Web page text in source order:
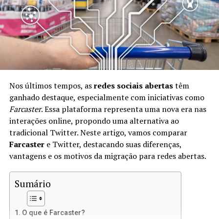
Com o Lens Protocol, você pode manter o controle
total sobre suas informações e interações. Isso significa
que você é o único proprietário de sua identidade digital
e pode usá-la em diferentes plataformas sem perder
dados ou seguidores.
Benefícios de Usar o Lens Protocol
Existem muitos benefícios em adotar o Lens Protocol,
incluindo:
Controle de Dados:
Você mantém seus dados
pessoais e históricos de interações.
diversas plataformas que suportam o Lens
Protocol.
Monetização:Crie conteúdo e receba
Nos últimos tempos, asredes sociais abertastêm
ganhado destaque, especialmente com iniciativas como
Farcaster. Essa plataforma representa uma nova era nas
interações online, propondo uma alternativa ao
tradicional Twitter. Neste artigo, vamos comparar
Farcastere Twitter, destacando suas diferenças,
vantagens e os motivos da migração para redes abertas.
Sumário
O que é Farcaster?